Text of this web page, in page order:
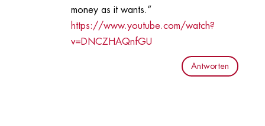
money as it wants.“
https://www.youtube.com/watch?
v=DNCZHAQnfGU
Antworten